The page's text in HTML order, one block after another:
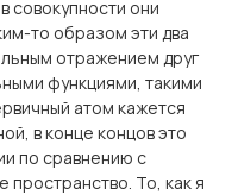
совокупности они
то образом эти два
отражением друг
функциями, такими
атом кажется
в конце концов это
по сравнению с
пространство. То, как я